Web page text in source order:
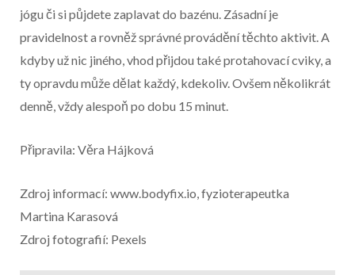
jógu či si půjdete zaplavat do bazénu. Zásadní je
pravidelnost a rovněž správné provádění těchto aktivit. A
kdyby už nic jiného, vhod přijdou také protahovací cviky, a
ty opravdu může dělat každý, kdekoliv. Ovšem několikrát
denně, vždy alespoň po dobu 15 minut.
Připravila: Věra Hájková
Zdroj informací: www.bodyfix.io, fyzioterapeutka
Martina Karasová
Zdroj fotografií: Pexels